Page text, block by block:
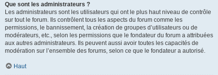
Que sont les administrateurs ?
Les administrateurs sont les utilisateurs qui ont le plus haut niveau de contrôle
sur tout le forum. Ils contrôlent tous les aspects du forum comme les
permissions, le bannissement, la création de groupes d’utilisateurs ou de
modérateurs, etc., selon les permissions que le fondateur du forum a attribuées
aux autres administrateurs. Ils peuvent aussi avoir toutes les capacités de
modération sur l’ensemble des forums, selon ce que le fondateur a autorisé.
Haut